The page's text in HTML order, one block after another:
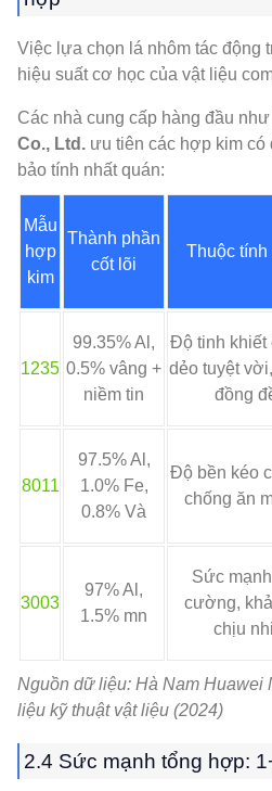
Việc lựa chọn lá nhôm tác động
hiệu suất cơ học của vật liệu
Các nhà cung cấp hàng đầu như
Co., Ltd. ưu tiên các hợp kim có
bảo tính nhất quán:
Mẫu
hợp
kim
Thành phần
cốt lõi
Thuộc tính
1235
99.35% Al,
0.5% vâng +
niềm tin
Độ tinh khiết
dẻo tuyệt
đồng
8011
97.5% Al,
1.0% Fe,
0.8% Và
Độ bền kéo
chống ăn
3003
97% Al,
1.5% mn
Sức
cường,
chịu
Nguồn dữ liệu: Hà Nam Huawei
liệu kỹ thuật vật liệu (2024)
2.4 Sức mạnh tổng hợp: